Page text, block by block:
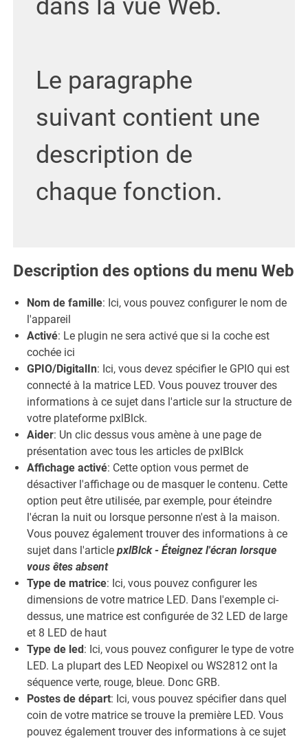
dans la vue Web.
Le paragraphe
suivant contient une
description de
chaque fonction.
Description des options du menu Web
Nom de famille: Ici, vous pouvez configurer le nom de
l'appareil
Activé: Le plugin ne sera activé que si la coche est
cochée ici
GPIO/DigitalIn: Ici, vous devez spécifier le GPIO qui est
connecté à la matrice LED. Vous pouvez trouver des
informations à ce sujet dans l'article sur la structure de
votre plateforme pxlBlck.
Aider: Un clic dessus vous amène à une page de
présentation avec tous les articles de pxlBlck
Affichage activé: Cette option vous permet de
désactiver l'affichage ou de masquer le contenu. Cette
option peut être utilisée, par exemple, pour éteindre
l'écran la nuit ou lorsque personne n'est à la maison.
Vous pouvez également trouver des informations à ce
sujet dans l'articlepxlBlck - Éteignez l'écran lorsque
vous êtes absent
Type de matrice: Ici, vous pouvez configurer les
dimensions de votre matrice LED. Dans l'exemple ci-
dessus, une matrice est configurée de 32 LED de large
et 8 LED de haut
Type de led : Ici, vous pouvez configurer le type de votre
LED. La plupart des LED Neopixel ou WS2812 ont la
séquence verte, rouge, bleue. Donc GRB.
Postes de départ: Ici, vous pouvez spécifier dans quel
coin de votre matrice se trouve la première LED. Vous
pouvez également trouver des informations à ce sujet